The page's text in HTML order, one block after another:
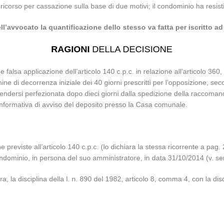
per cassazione sulla base di due motivi; il condominio ha
la quantificazione dello stesso va fatta per iscritto
RAGIONI DELLA DECISIONE
applicazione dell’articolo 140 c.p.c. in relazione all’articolo
di decorrenza iniziale dei 40 giorni prescritti per l’opposizione,
perfezionata dopo dieci giorni dalla spedizione della
di avviso del deposito presso la Casa comunale.
previste all’articolo 140 c.p.c. (lo dichiara la stessa ricorrente a
in persona del suo amministratore, in data 31/10/2014 (v.
la disciplina della l. n. 890 del 1982, articolo 8, comma 4, con la